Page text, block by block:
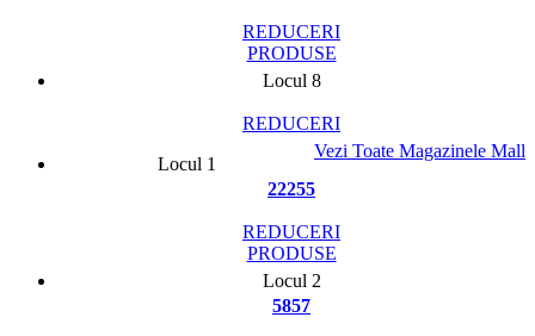
REDUCERI
PRODUSE
Locul 8
REDUCERI
Vezi Toate Magazinele Mall
Locul 1
22255
REDUCERI
PRODUSE
Locul 2
5857